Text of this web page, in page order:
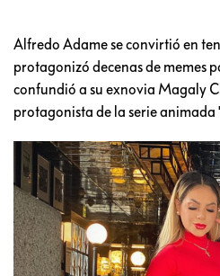
Alfredo Adame se convirtió en
protagonizó decenas de memes
confundió a su exnovia Magaly
protagonista de la serie